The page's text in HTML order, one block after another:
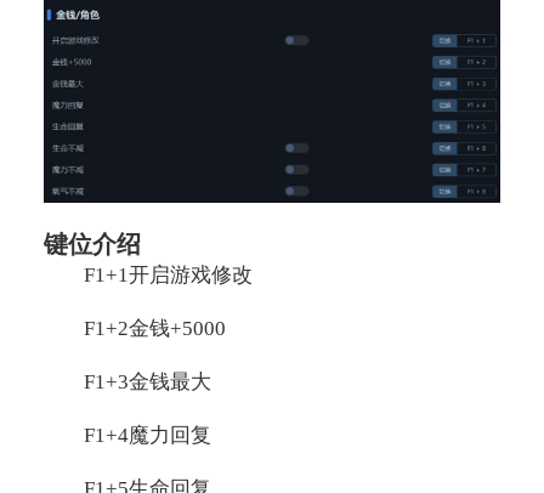
键位介绍
F1+1开启游戏修改
F1+2金钱+5000
F1+3金钱最大
F1+4魔力回复